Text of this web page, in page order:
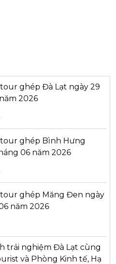
ghép Đà Lạt ngày 29
2026
ghép Bình Hưng
06 năm 2026
ghép Măng Đen ngày
năm 2026
trải nghiệm Đà Lạt cùng
và Phòng Kinh tế, Hạ